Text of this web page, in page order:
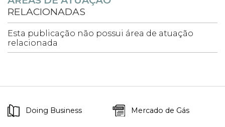
RELACIONADAS
Esta publicação não possui área de atuação
relacionada
Doing Business Mercado de Gás